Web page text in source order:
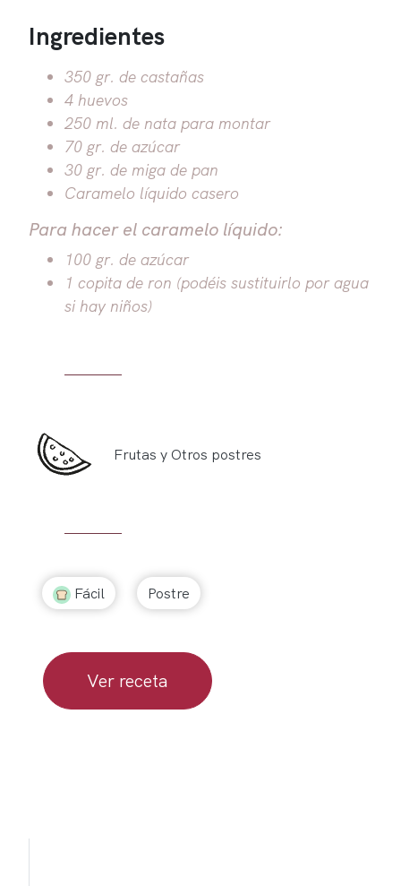
Ingredientes
350 gr. de castañas
4 huevos
250 ml. de nata para montar
70 gr. de azúcar
30 gr. de miga de pan
Caramelo líquido casero
Para hacer el caramelo líquido:
100 gr. de azúcar
1 copita de ron (podéis sustituirlo por agua
si hay niños)
Frutas y Otros postres
Fácil Postre
Ver receta